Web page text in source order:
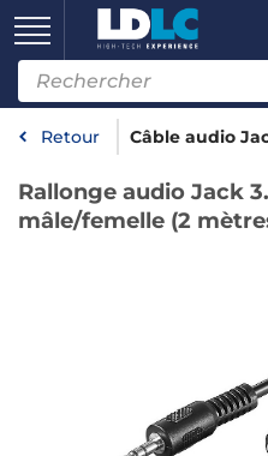
Retour Câble audio
Rallonge audio Jack
mâle/femelle (2